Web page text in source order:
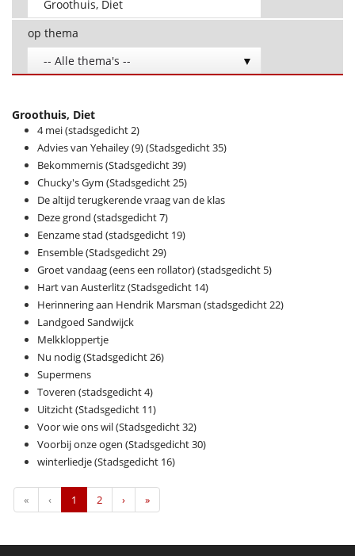
op thema
-- Alle thema's --
Groothuis, Diet
4 mei (stadsgedicht 2)
Advies van Yehailey (9) (Stadsgedicht 35)
Bekommernis (Stadsgedicht 39)
Chucky's Gym (Stadsgedicht 25)
De altijd terugkerende vraag van de klas
Deze grond (stadsgedicht 7)
Eenzame stad (stadsgedicht 19)
Ensemble (Stadsgedicht 29)
Groet vandaag (eens een rollator) (stadsgedicht 5)
Hart van Austerlitz (Stadsgedicht 14)
Herinnering aan Hendrik Marsman (stadsgedicht 22)
Landgoed Sandwijck
Melkkloppertje
Nu nodig (Stadsgedicht 26)
Supermens
Toveren (stadsgedicht 4)
Uitzicht (Stadsgedicht 11)
Voor wie ons wil (Stadsgedicht 32)
Voorbij onze ogen (Stadsgedicht 30)
winterliedje (Stadsgedicht 16)
«First ‹Previous
1 2 ›Next»Last